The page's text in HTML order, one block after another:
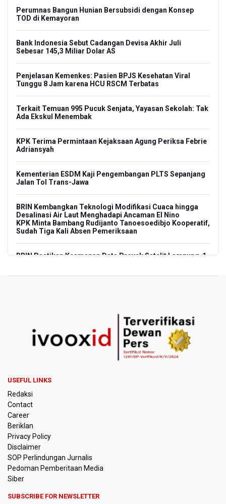
Perumnas Bangun Hunian Bersubsidi dengan Konsep
TOD di Kemayoran
Bank Indonesia Sebut Cadangan Devisa Akhir Juli
Sebesar 145,3 Miliar Dolar AS
Penjelasan Kemenkes: Pasien BPJS Kesehatan Viral
Tunggu 8 Jam karena HCU RSCM Terbatas
Terkait Temuan 995 Pucuk Senjata, Yayasan Sekolah: Tak
Ada Ekskul Menembak
KPK Terima Permintaan Kejaksaan Agung Periksa Febrie
Adriansyah
Kementerian ESDM Kaji Pengembangan PLTS Sepanjang
Jalan Tol Trans-Jawa
BRIN Kembangkan Teknologi Modifikasi Cuaca hingga
Desalinasi Air Laut Menghadapi Ancaman El Nino
KPK Minta Bambang Rudijanto Tanoesoedibjo Kooperatif,
Sudah Tiga Kali Absen Pemeriksaan
BRIN Pastikan Keamanan Data Proyek Satelit Lampung-1
Kuasa Hukum Klaim 995 Airsoft Gun di Sekolah Swasta
Jaksel Berizin, Bantah Kepemilikan Senjata Api dan
Narkoba
Menperin Sebut Insentif Kendaraan Listrik untuk Produk
Lawan Persib Bandung
Dari Literasi Teks ke Literasi Multimodal
Kemenag Terbitkan 40 Buku Digital Pendidikan Agama
Islam, Dapat Diunduh Gratis
USEFUL LINKS
Redaksi
Contact
Career
Beriklan
Privacy Policy
Disclaimer
SOP Perlindungan Jurnalis
Pedoman Pemberitaan Media
Siber
SUBSCRIBE FOR NEWSLETTER